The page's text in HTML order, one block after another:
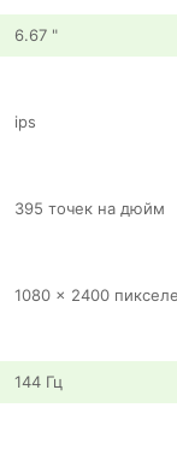
6.67 "
ips
395 точек на дюйм
1080 x 2400
144 Гц